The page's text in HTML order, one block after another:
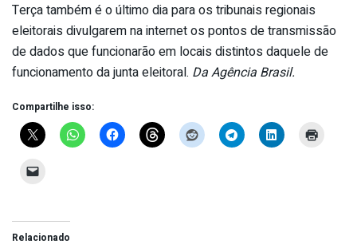
Terça também é o último dia para os tribunais regionais
eleitorais divulgarem na internet os pontos de transmissão
de dados que funcionarão em locais distintos daquele de
funcionamento da junta eleitoral. Da Agência Brasil.
Compartilhe isso:
Relacionado